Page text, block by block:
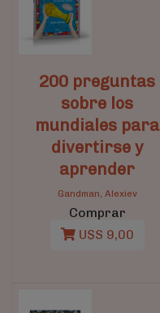
200 preguntas
sobre los
mundiales para
divertirse y
aprender
Gandman, Alexiev
Comprar
U$S 9,00